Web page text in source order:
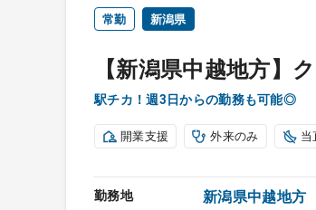
常勤 新潟県
【新潟県中越地方】
駅チカ！週3日からの勤務も可能◎
開業支援 外来のみ 当
勤務地 新潟県中越地方